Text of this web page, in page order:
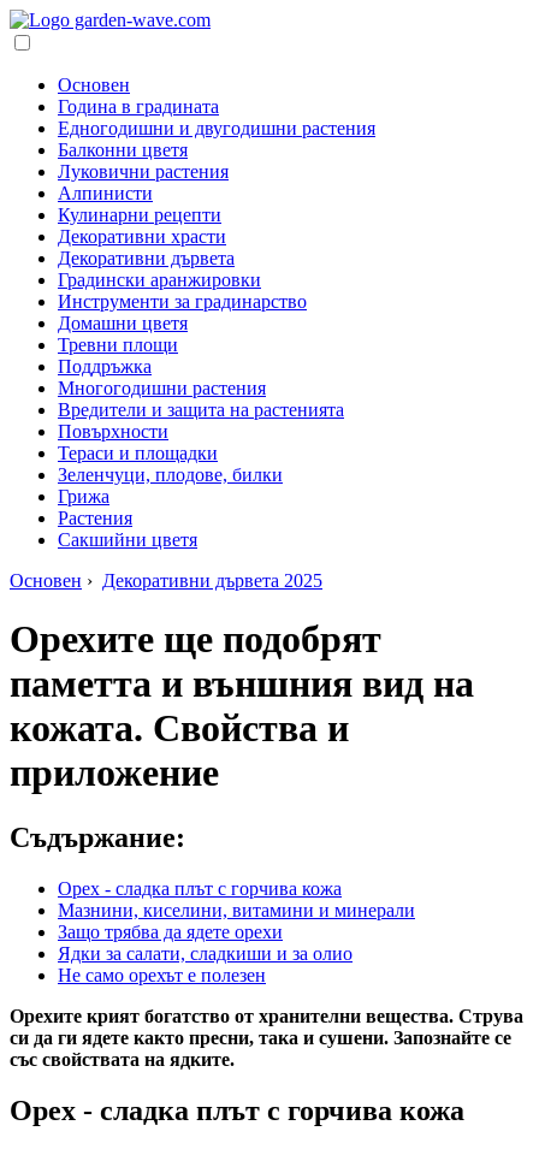
Основен
Година в градината
Едногодишни и двугодишни растения
Балконни цветя
Луковични растения
Алпинисти
Кулинарни рецепти
Декоративни храсти
Декоративни дървета
Градински аранжировки
Инструменти за градинарство
Домашни цветя
Тревни площи
Поддръжка
Многогодишни растения
Вредители и защита на растенията
Повърхности
Тераси и площадки
Зеленчуци, плодове, билки
Грижа
Растения
Сакшийни цветя
Основен › Декоративни дървета 2025
Орехите ще подобрят
паметта и външния вид на
кожата. Свойства и
приложение
Съдържание:
Орех - сладка плът с горчива кожа
Мазнини, киселини, витамини и минерали
Защо трябва да ядете орехи
Ядки за салати, сладкиши и за олио
Не само орехът е полезен
Орехите крият богатство от хранителни вещества. Струва
си да ги ядете както пресни, така и сушени. Запознайте се
със свойствата на ядките.
Орех - сладка плът с горчива кожа